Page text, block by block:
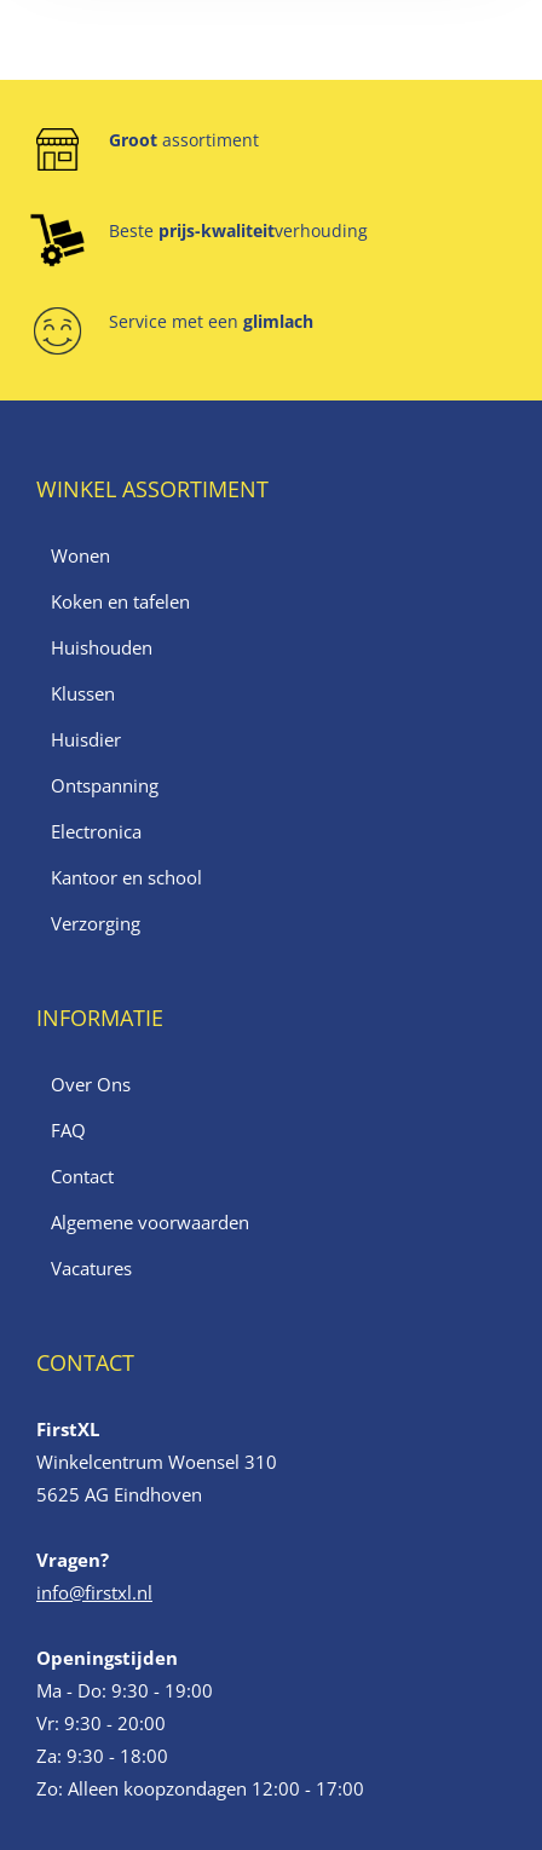
Groot assortiment
Beste prijs-kwaliteitverhouding
Service met een glimlach
WINKEL ASSORTIMENT
Wonen
Koken en tafelen
Huishouden
Klussen
Huisdier
Ontspanning
Electronica
Kantoor en school
Verzorging
INFORMATIE
Over Ons
FAQ
Contact
Algemene voorwaarden
Vacatures
CONTACT
FirstXL
Winkelcentrum Woensel 310
5625 AG Eindhoven
Vragen?
info@firstxl.nl
Openingstijden
Ma - Do: 9:30 - 19:00
Vr: 9:30 - 20:00
Za: 9:30 - 18:00
Zo: Alleen koopzondagen 12:00 - 17:00